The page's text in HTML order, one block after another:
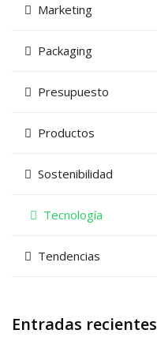
Marketing
Packaging
Presupuesto
Productos
Sostenibilidad
Tecnología
Tendencias
Entradas recientes